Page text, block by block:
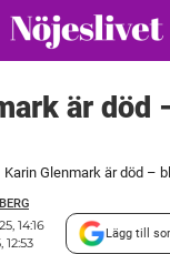
är död
Karin Glenmark är död –
14:16
12:53
Lägg till